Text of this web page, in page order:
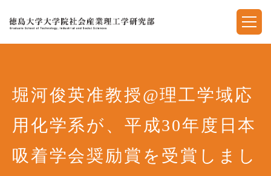
堀河俊英准教授@理工学域応
用化学系が、平成30年度日本
吸着学会奨励賞を受賞しまし